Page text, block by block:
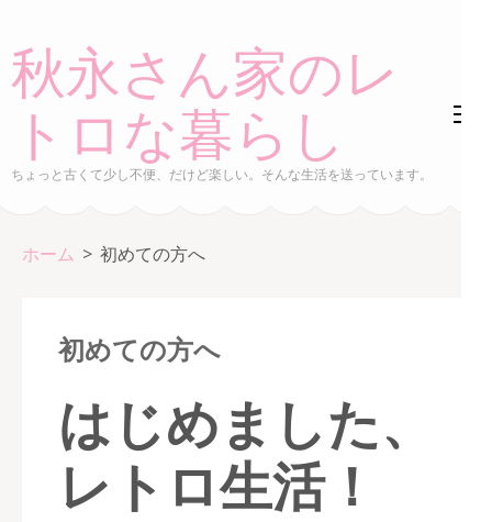
テ
へ
秋永さん家のレ
トロな暮らし
ちょっと古くて少し不便、だけど楽しい。そんな生活を送っています。
ホーム > 初めての方へ
初めての方へ
はじめました、
レトロ生活！